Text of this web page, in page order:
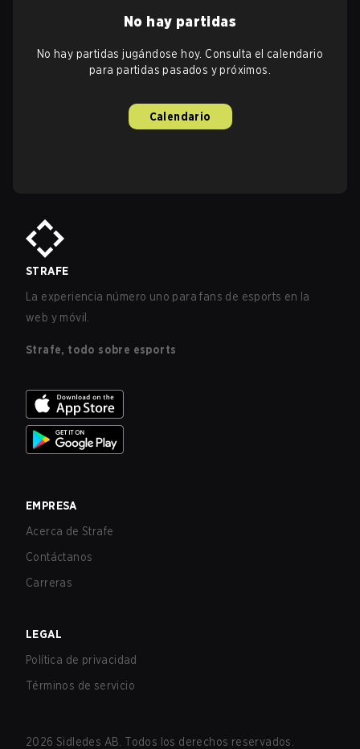
No hay partidas
No hay partidas jugándose hoy. Consulta el calendario
para partidas pasados y próximos.
Calendario
STRAFE
La experiencia número uno para fans de esports en la
web y móvil.
Strafe, todo sobre esports
EMPRESA
Acerca de Strafe
Contáctanos
Carreras
LEGAL
Política de privacidad
Términos de servicio
2026 Sidledes AB. Todos los derechos reservados.